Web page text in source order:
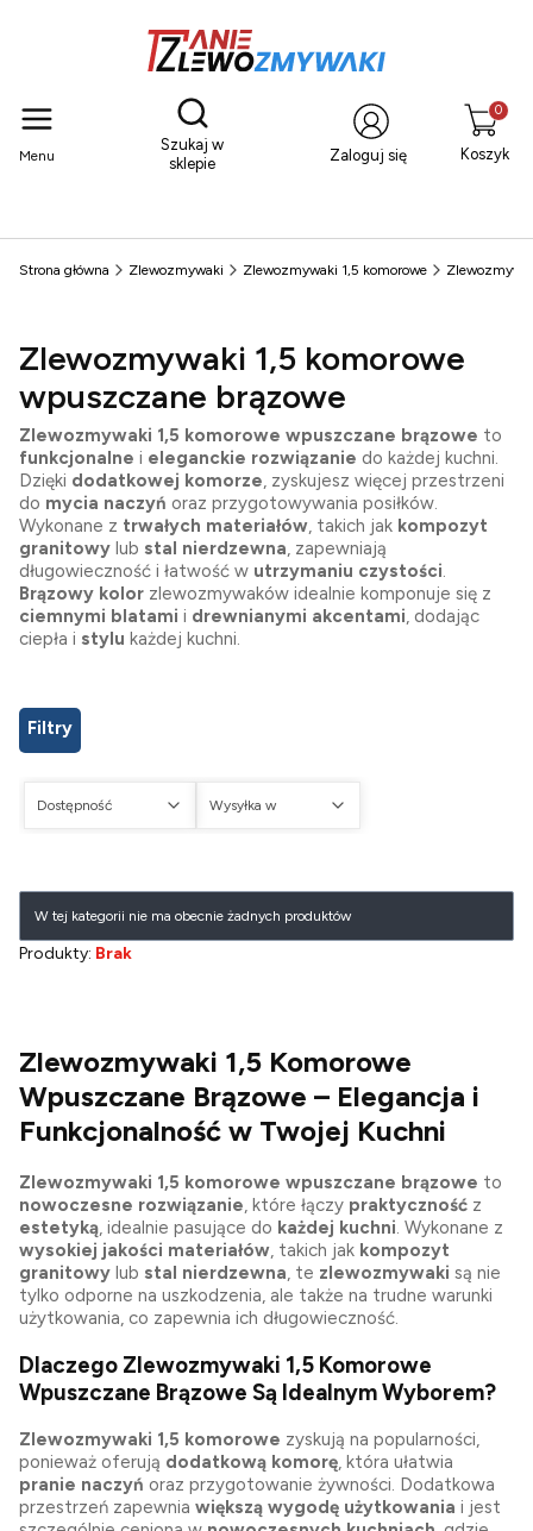
Menu
Otwórz wyszukiwarkę
Szukaj w
sklepie
Zaloguj się Koszyk
Strona główna Zlewozmywaki Zlewozmywaki 1,5 komorowe
Zlewozmywaki 1,5 komorowe
wpuszczane brązowe
Zlewozmywaki 1,5 komorowe wpuszczane brązowe to
funkcjonalne i eleganckie rozwiązanie do każdej kuchni.
Dzięki dodatkowej komorze, zyskujesz więcej przestrzeni
do mycia naczyń oraz przygotowywania posiłków.
Wykonane z trwałych materiałów, takich jak kompozyt
granitowy lub stal nierdzewna, zapewniają
długowieczność i łatwość w utrzymaniu czystości.
Brązowy kolor zlewozmywaków idealnie komponuje się z
ciemnymi blatami i drewnianymi akcentami, dodając
ciepła i stylu każdej kuchni.
Filtry
Dostępność Wysyłka w
Lista produktów
W tej kategorii nie ma obecnie żadnych produktów
Produkty: Brak
Zlewozmywaki 1,5 Komorowe
Wpuszczane Brązowe – Elegancja i
Funkcjonalność w Twojej Kuchni
Zlewozmywaki 1,5 komorowe wpuszczane brązowe to
nowoczesne rozwiązanie , które łączy praktyczność z
estetyką , idealnie pasujące do każdej kuchni . Wykonane z
wysokiej jakości materiałów , takich jak kompozyt
granitowy lub stal nierdzewna , te zlewozmywaki są nie
tylko odporne na uszkodzenia, ale także na trudne warunki
użytkowania, co zapewnia ich długowieczność.
Dlaczego Zlewozmywaki 1,5 Komorowe
Wpuszczane Brązowe Są Idealnym Wyborem?
Zlewozmywaki 1,5 komorowe zyskują na popularności,
ponieważ oferują dodatkową komorę, która ułatwia
pranie naczyń oraz przygotowanie żywności. Dodatkowa
przestrzeń zapewnia większą wygodę użytkowania i jest